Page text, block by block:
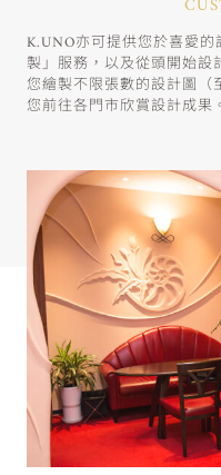
K.UNO亦可提供您於喜愛
製」服務，以及從頭開始
您繪製不限張數的設計圖
您前往各門市欣賞設計成果